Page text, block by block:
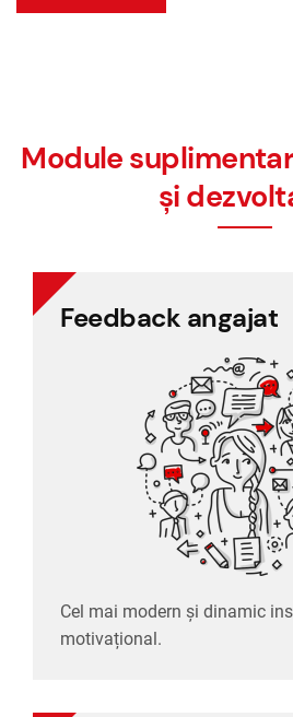
Module
și
Feedback angajat
Cel mai modern și dinamic
motivațional.
Cel mai modern și